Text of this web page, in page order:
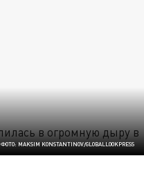
ФОТО: MAKSIM KONSTANTINOV/GLOBALLOOKPRESS